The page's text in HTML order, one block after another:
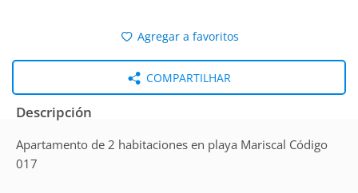
Agregar a favoritos
COMPARTILHAR
Descripción
Apartamento de 2 habitaciones en playa Mariscal Código
017